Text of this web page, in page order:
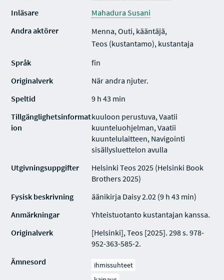
Inläsare
Mahadura Susani
Andra aktörer
Menna, Outi, kääntäjä,
Teos (kustantamo), kustantaja
Språk
fin
Originalverk
När andra njuter.
Speltid
9 h 43 min
Tillgänglighetsinformat
ion
kuuloon perustuva, Vaatii
kuunteluohjelman, Vaatii
kuuntelulaitteen, Navigointi
sisällysluettelon avulla
Utgivningsuppgifter
Helsinki Teos 2025 (Helsinki Book
Brothers 2025)
Fysisk beskrivning
äänikirja Daisy 2.02 (9 h 43 min)
Anmärkningar
Yhteistuotanto kustantajan kanssa.
Originalverk
[Helsinki], Teos [2025]. 298 s. 978-
952-363-585-2.
Ämnesord
ihmissuhteet